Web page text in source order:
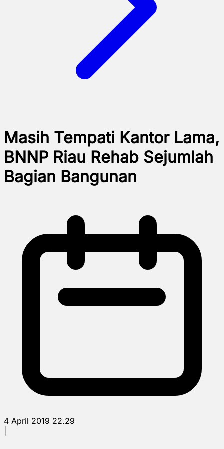
Masih Tempati Kantor Lama,
BNNP Riau Rehab Sejumlah
Bagian Bangunan
4 April 2019 22.29